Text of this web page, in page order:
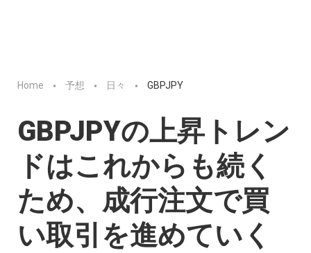
Home 予想 日々 GBPJPY
GBPJPYの上昇トレン
ドはこれからも続く
ため、成行注文で買
い取引を進めていく